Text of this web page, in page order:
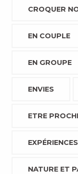
CROQUER
EN COUPLE
EN GROUPE
ENVIES
ETRE
EXPÉRIENCES
NATURE ET